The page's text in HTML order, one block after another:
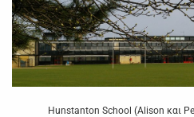
Hunstanton School (Alison και